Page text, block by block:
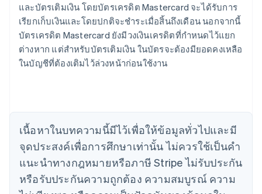
และบัตรเติมเงิน โดยบัตรเครดิต Mastercard จะได้รับการ
เรียกเก็บเงินและโดยปกติจะชำระเมื่อสิ้นถึงเดือน นอกจากนี้
บัตรเครดิต Mastercard ยังมีวงเงินเครดิตที่กำหนดไว้แยก
ต่างหาก แต่สำหรับบัตรเติมเงิน ในบัตรจะต้องมียอดคงเหลือ
ในบัญชีที่ต้องเติมไว้ล่วงหน้าก่อนใช้งาน
เนื้อหาในบทความนี้มีไว้เพื่อให้ข้อมูลทั่วไปและมี
จุดประสงค์เพื่อการศึกษาเท่านั้น ไม่ควรใช้เป็นคํา
แนะนําทางกฎหมายหรือภาษี Stripe ไม่รับประกัน
หรือรับประกันความถูกต้อง ความสมบูรณ์ ความ
เขตบริหารพิเศษฮ่องกง ประเทศจีน
English简体中文
แคนาดา
EnglishFrançais
โครเอเชีย
EnglishItaliano
English
ญี่ปุ่น
日本語 English
เดนมาร์ก
English
ไทย
ไทยEnglish